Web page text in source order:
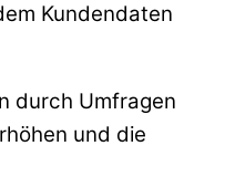
Kundendaten
durch Umfragen
und die